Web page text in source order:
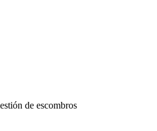
de escombros